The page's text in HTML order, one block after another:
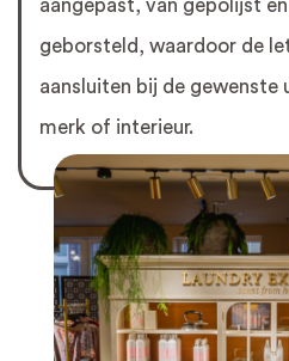
aangepast, van gepolijst
geborsteld, waardoor de
aansluiten bij de gewenste
merk of interieur.